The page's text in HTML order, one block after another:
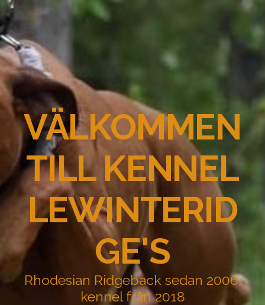
VÄLKOMMEN
TILL KENNEL
LEWINTERID
GE'S
Rhodesian Ridgeback sedan 2006,
kennel från 2018